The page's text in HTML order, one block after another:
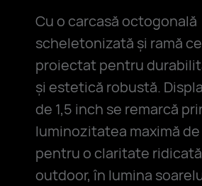
Cu o carcasă octogonală
scheletonizată și ramă
proiectat pentru
și estetică robustă.
de 1,5 inch se remarcă
luminozitatea maximă
pentru o claritate
outdoor, în lumina